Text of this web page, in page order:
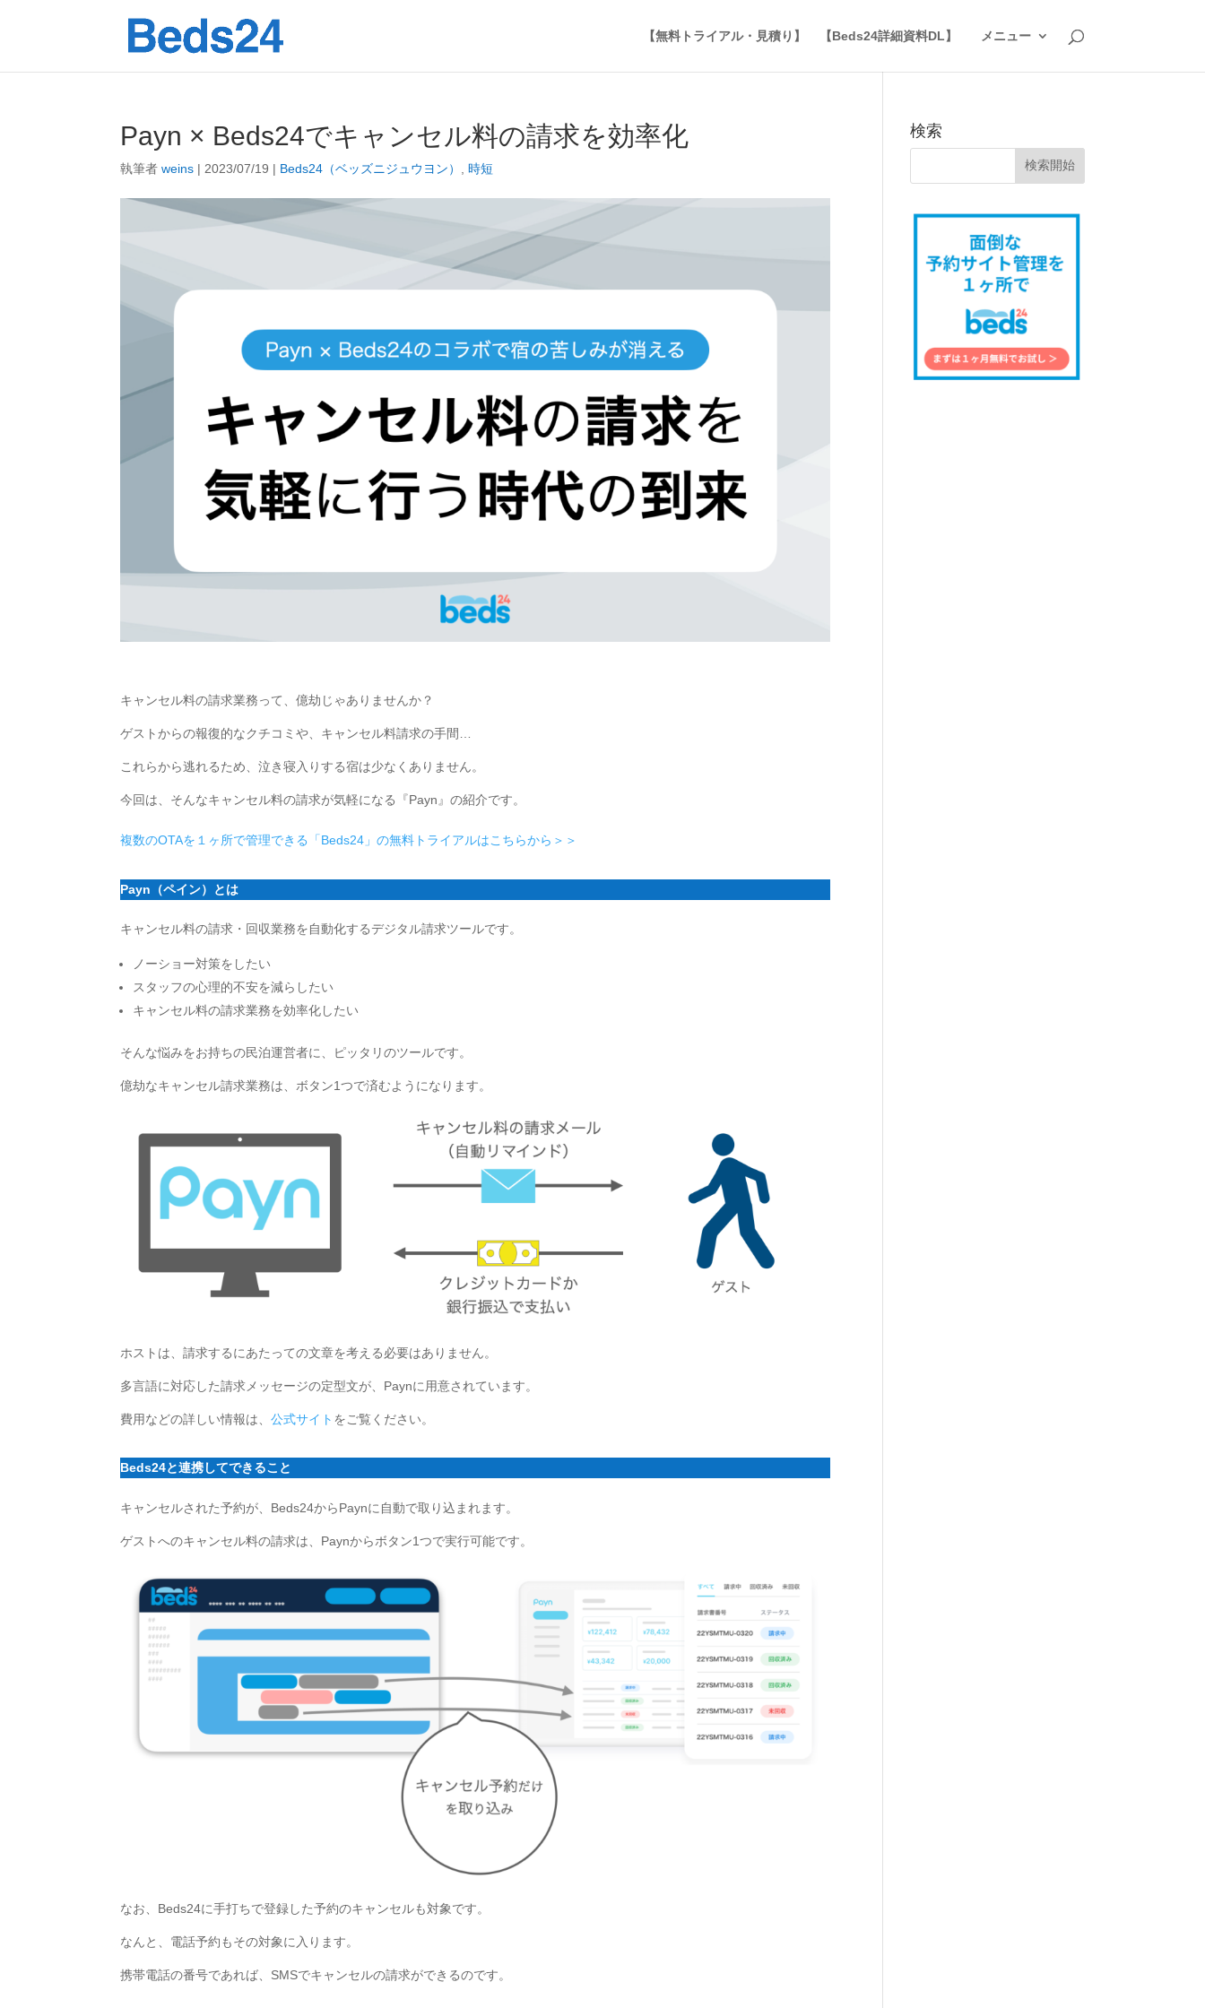
【無料トライアル・見積り】 【Beds24詳細資料DL】 メニュー
Payn × Beds24でキャンセル料の請求を効率化
執筆者weins | 2023/07/19 | Beds24（ベッズニジュウヨン） ,時短
キャンセル料の請求業務って、億劫じゃありませんか？
ゲストからの報復的なクチコミや、キャンセル料請求の手間…
これらから逃れるため、泣き寝入りする宿は少なくありません。
今回は、そんなキャンセル料の請求が気軽になる『Payn』の紹介です。
複数のOTAを１ヶ所で管理できる「Beds24」の無料トライアルはこちらから＞＞
Payn（ペイン）とは
キャンセル料の請求・回収業務を自動化するデジタル請求ツールです。
ノーショー対策をしたい
スタッフの心理的不安を減らしたい
キャンセル料の請求業務を効率化したい
そんな悩みをお持ちの民泊運営者に、ピッタリのツールです。
億劫なキャンセル請求業務は、ボタン1つで済むようになります。
ホストは、請求するにあたっての文章を考える必要はありません。
多言語に対応した請求メッセージの定型文が、Paynに用意されています。
費用などの詳しい情報は、公式サイト をご覧ください。
Beds24と連携してできること
キャンセルされた予約が、Beds24からPaynに自動で取り込まれます。
ゲストへのキャンセル料の請求は、Paynからボタン1つで実行可能です。
なお、Beds24に手打ちで登録した予約のキャンセルも対象です。
なんと、電話予約もその対象に入ります。
携帯電話の番号であれば、SMSでキャンセルの請求ができるのです。
検索